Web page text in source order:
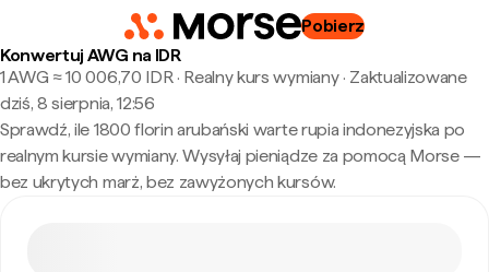
Pobierz
Konwertuj AWG na IDR
1 AWG ≈ 10 006,70 IDR · Realny kurs wymiany· Zaktualizowane
dziś, 8 sierpnia, 12:56
Sprawdź, ile 1800 florin arubański warte rupia indonezyjska po
realnym kursie wymiany. Wysyłaj pieniądze za pomocą Morse —
bez ukrytych marż, bez zawyżonych kursów.